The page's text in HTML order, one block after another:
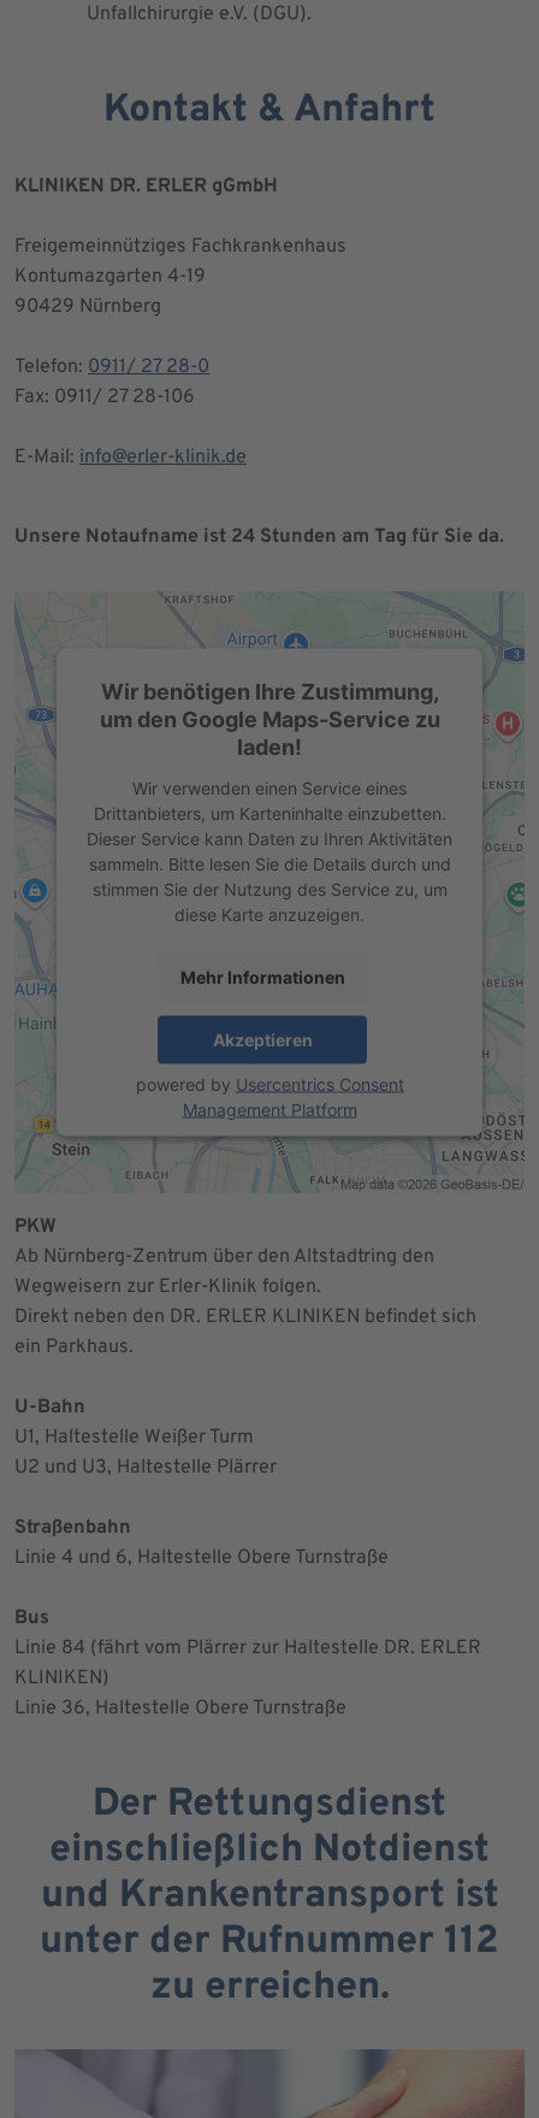
Unfallchirurgie e.V. (DGU).
Kontakt & Anfahrt
KLINIKEN DR. ERLER gGmbH
Freigemeinnütziges Fachkrankenhaus
Kontumazgarten 4-19
90429 Nürnberg
Telefon: 0911/ 27 28-0
Fax: 0911/ 27 28-106
E-Mail: info@erler-klinik.de
Unsere Notaufname ist 24 Stunden am Tag für Sie da.
Wir benötigen Ihre Zustimmung,
um den Google Maps-Service zu
laden!
Wir verwenden einen Service eines
Drittanbieters, um Karteninhalte einzubetten.
Dieser Service kann Daten zu Ihren Aktivitäten
sammeln. Bitte lesen Sie die Details durch und
stimmen Sie der Nutzung des Service zu, um
diese Karte anzuzeigen.
Mehr Informationen
Akzeptieren
powered by Usercentrics Consent
Management Platform
PKW
Ab Nürnberg-Zentrum über den Altstadtring den
Wegweisern zur Erler-Klinik folgen.
Direkt neben den DR. ERLER KLINIKEN befindet sich
ein Parkhaus.
U-Bahn
U1, Haltestelle Weißer Turm
U2 und U3, Haltestelle Plärrer
Straßenbahn
Linie 4 und 6, Haltestelle Obere Turnstraße
Bus
Linie 84 (fährt vom Plärrer zur Haltestelle DR. ERLER
KLINIKEN)
Linie 36, Haltestelle Obere Turnstraße
Der Rettungsdienst
einschließlich Notdienst
und Krankentransport ist
unter der Rufnummer 112
zu erreichen.